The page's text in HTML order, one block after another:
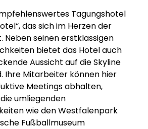
Tagungshotel
das sich im Herzen der
Neben seinen erstklassigen
bietet das Hotel auch
Aussicht auf die Skyline
Ihre Mitarbeiter können hier
Meetings abhalten,
umliegenden
wie den Westfalenpark
Fußballmuseum